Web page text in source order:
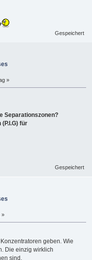
Gespeichert
»
Separationszonen?
für
Gespeichert
»
geben. Wie
Die einzig wirklich
sind.